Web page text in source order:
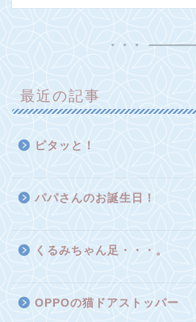
最近の記事
ピタッと！
パパさんのお誕生日！
くるみちゃん足・・・。
OPPOの猫ドアストッパー